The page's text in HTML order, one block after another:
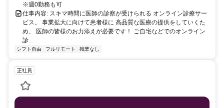
※週0勤務も可
仕事内容: スキマ時間に医師の診察が受けられる オンライン診療サー
ビス。 事業拡大に向けて患者様に 高品質な医療の提供をしていくた
め、 医師の皆様のお力添えが必要です！ ご自宅などでのオンライン
診...
シフト自由 フルリモート 残業なし
正社員